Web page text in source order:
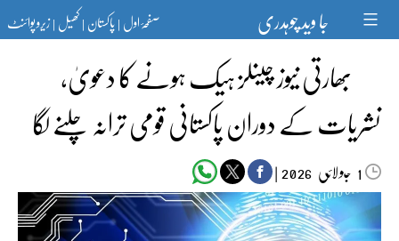
content جا وید چوہدری صفحۂ اول|پاکستان|کھیل|زیرو پوائنٹ
بھارتی نیوز چینلز ہیک ہونے کا دعویٰ،
نشریات کے دوران پاکستانی قومی ترانہ چلنے لگا
1 جولائی |